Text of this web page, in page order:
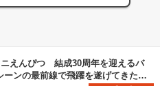
ニえんぴつ 結成30周年を迎えるバ
ーンの最前線で飛躍を遂げてきたバ